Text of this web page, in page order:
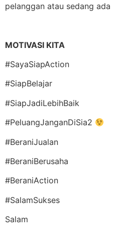
pelanggan atau sedang ada
MOTIVASI KITA
#SayaSiapAction
#SiapBelajar
#SiapJadiLebihBaik
#PeluangJanganDiSia2
#BeraniJualan
#BeraniBerusaha
#BeraniAction
#SalamSukses
Salam